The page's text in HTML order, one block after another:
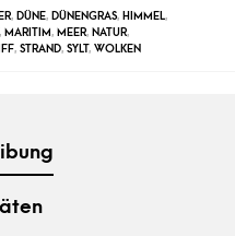
, DÜNE, DÜNENGRAS, HIMMEL,
, MARITIM, MEER, NATUR,
, STRAND, SYLT, WOLKEN